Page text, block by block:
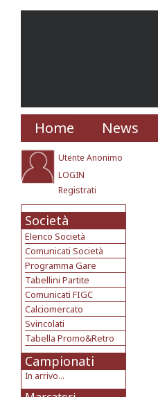
Home News
Utente Anonimo
LOGIN
Registrati
Società
Elenco Società
Comunicati Società
Programma Gare
Tabellini Partite
Comunicati FIGC
Calciomercato
Svincolati
Tabella Promo&Retro
Campionati
In arrivo...